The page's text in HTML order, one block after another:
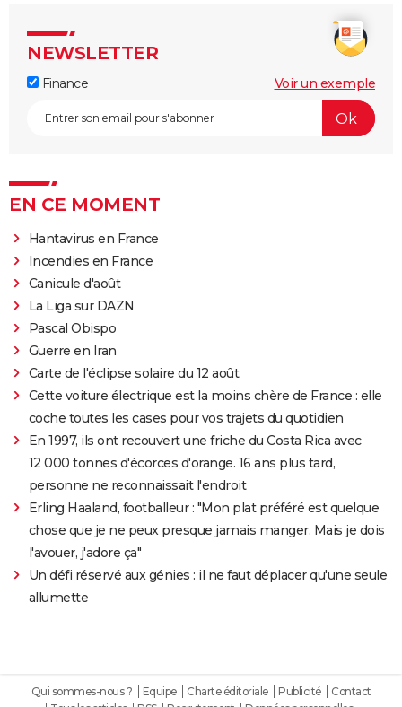
NEWSLETTER
Finance Voir un exemple
EN CE MOMENT
Hantavirus en France
Incendies en France
Canicule d'août
La Liga sur DAZN
Pascal Obispo
Guerre en Iran
Carte de l'éclipse solaire du 12 août
Cette voiture électrique est la moins chère de France : elle
coche toutes les cases pour vos trajets du quotidien
En 1997, ils ont recouvert une friche du Costa Rica avec
12 000 tonnes d'écorces d'orange. 16 ans plus tard,
personne ne reconnaissait l'endroit
Erling Haaland, footballeur : "Mon plat préféré est quelque
chose que je ne peux presque jamais manger. Mais je dois
l'avouer, j'adore ça"
Un défi réservé aux génies : il ne faut déplacer qu'une seule
allumette
Qui sommes-nous ? Equipe Charte éditoriale Publicité
Contact